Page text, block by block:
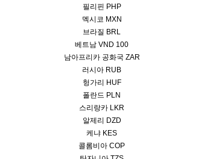
필리핀 PHP
멕시코 MXN
브라질 BRL
베트남 VND 100
남아프리카 공화국 ZAR
러시아 RUB
헝가리 HUF
폴란드 PLN
스리랑카 LKR
알제리 DZD
케냐 KES
콜롬비아 COP